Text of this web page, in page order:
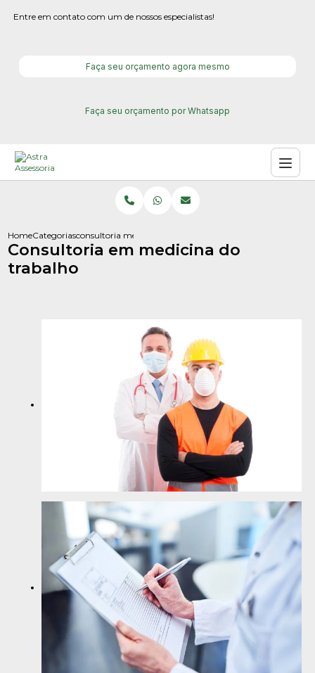
Entre em contato com um de nossos especialistas!
Faça seu orçamento agora mesmo
Faça seu orçamento por Whatsapp
HomeCategoriasconsultoria medicina do trabalho
Consultoria em medicina do
trabalho